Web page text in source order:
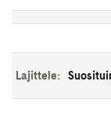
Lajittele: